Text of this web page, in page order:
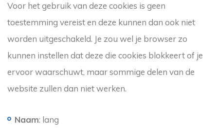
Voor het gebruik van deze cookies is geen
toestemming vereist en deze kunnen dan ook niet
worden uitgeschakeld. Je zou wel je browser zo
kunnen instellen dat deze die cookies blokkeert of je
ervoor waarschuwt, maar sommige delen van de
website zullen dan niet werken.
Naam: lang